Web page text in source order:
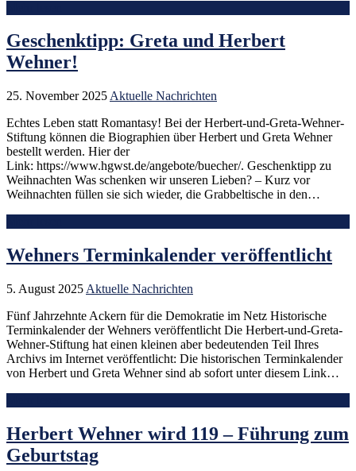
Geschenktipp: Greta und Herbert
Wehner!
25. November 2025 Aktuelle Nachrichten
Echtes Leben statt Romantasy! Bei der Herbert-und-Greta-Wehner-
Stiftung können die Biographien über Herbert und Greta Wehner
bestellt werden. Hier der
Link: https://www.hgwst.de/angebote/buecher/. Geschenktipp zu
Weihnachten Was schenken wir unseren Lieben? – Kurz vor
Weihnachten füllen sie sich wieder, die Grabbeltische in den…
Wehners Terminkalender veröffentlicht
5. August 2025 Aktuelle Nachrichten
Fünf Jahrzehnte Ackern für die Demokratie im Netz Historische
Terminkalender der Wehners veröffentlicht Die Herbert-und-Greta-
Wehner-Stiftung hat einen kleinen aber bedeutenden Teil Ihres
Archivs im Internet veröffentlicht: Die historischen Terminkalender
von Herbert und Greta Wehner sind ab sofort unter diesem Link…
Herbert Wehner wird 119 – Führung zum
Geburtstag